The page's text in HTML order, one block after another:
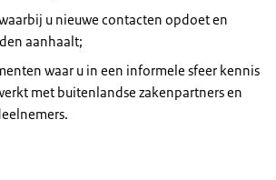
u nieuwe contacten opdoet en
aanhaalt;
waar u in een informele sfeer kennis
met buitenlandse zakenpartners en